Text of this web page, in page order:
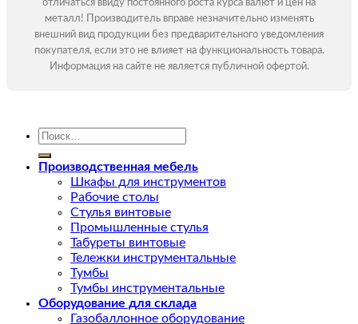
отличаться ввиду постоянного роста курса валют и цен на
металл! Производитель вправе незначительно изменять
внешний вид продукции без предварительного уведомления
покупателя, если это не влияет на функциональность товара.
Информация на сайте не является публичной офертой.
Искать:
Производственная мебель
Шкафы для инструментов
Рабочие столы
Стулья винтовые
Промышленные стулья
Табуреты винтовые
Тележки инструментальные
Тумбы
Тумбы инструментальные
Оборудование для склада
Газобаллонное оборудование